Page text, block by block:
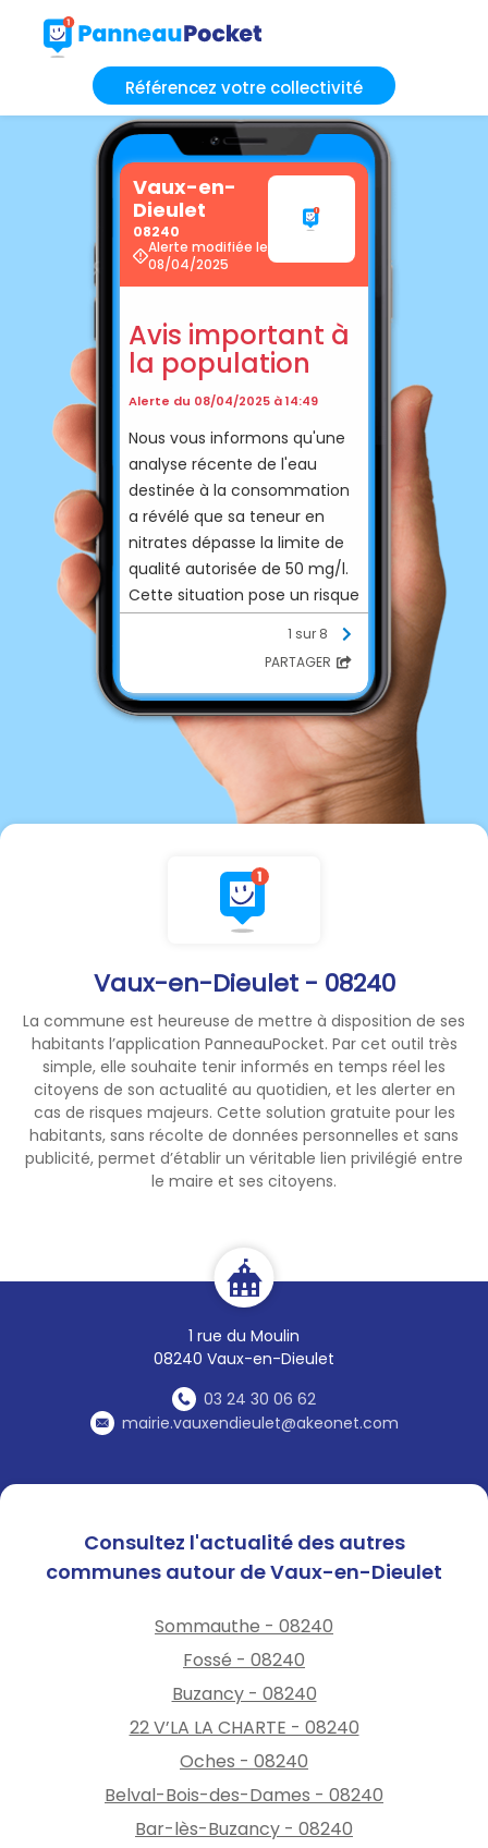
Référencez votre collectivité
Vaux-en-Dieulet - 08240
La commune est heureuse de mettre à disposition de ses
habitants l’application PanneauPocket. Par cet outil très
simple, elle souhaite tenir informés en temps réel les
citoyens de son actualité au quotidien, et les alerter en
cas de risques majeurs. Cette solution gratuite pour les
habitants, sans récolte de données personnelles et sans
publicité, permet d’établir un véritable lien privilégié entre
le maire et ses citoyens.
1 rue du Moulin
08240 Vaux-en-Dieulet
03 24 30 06 62
mairie.vauxendieulet@akeonet.com
Vaux-en-
Dieulet
08240
Alerte modifiée le
08/04/2025
Avis important à
la population
Alerte du 08/04/2025 à 14:49
Nous vous informons qu'une
analyse récente de l'eau
destinée à la consommation
a révélé que sa teneur en
nitrates dépasse la limite de
qualité autorisée de 50 mg/l.
Cette situation pose un risque
pour la santé des femmes
enceintes et des nourrissons.
En conséquence, nous vous
rappelons que l'usage de
cette eau à des fins
alimentaires est strictement
interdit pour :
Les nourrissons (de moins de
1 sur 8
PARTAGER
Consultez l'actualité des autres
communes autour de Vaux-en-Dieulet
Sommauthe - 08240
Fossé - 08240
Buzancy - 08240
22 V’LA LA CHARTE - 08240
Oches - 08240
Belval-Bois-des-Dames - 08240
Bar-lès-Buzancy - 08240